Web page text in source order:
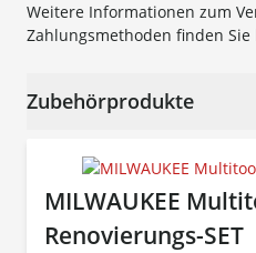
Weitere Informationen zum
Zahlungsmethoden finden Sie
Zubehörprodukte
MILWAUKEE
Renovierungs-SET